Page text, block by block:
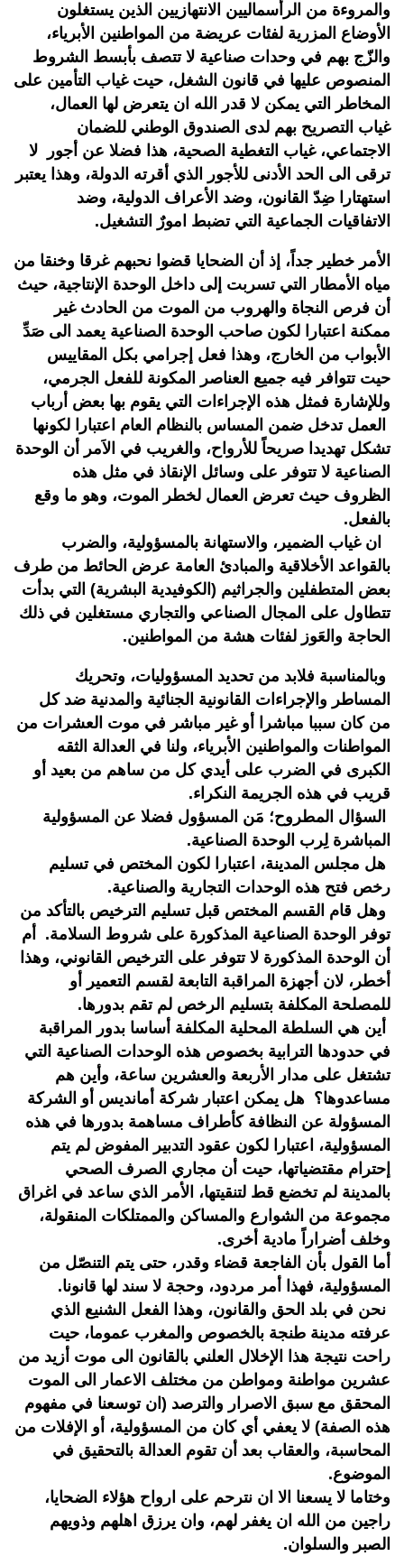
والمروءة من الرأسماليين الانتهازيين الذين يستغلون
الأوضاع المزرية لفئات عريضة من المواطنين الأبرياء،
والزّج بهم في وحدات صناعية لا تتصف بأبسط الشروط
المنصوص عليها في قانون الشغل، حيت غياب التأمين على
المخاطر التي يمكن لا قدر الله ان يتعرض لها العمال،
غياب التصريح بهم لدى الصندوق الوطني للضمان
الاجتماعي، غياب التغطية الصحية، هذا فضلا عن أجور لا
ترقى الى الحد الأدنى للأجور الذي أقرته الدولة، وهذا يعتبر
استهتارا ضِدّ القانون، وضد الأعراف الدولية، وضد
الاتفاقيات الجماعية التي تضبط امورٌ التشغيل.
الأمر خطير جداً، إذ أن الضحايا قضوا نحبهم غرقا وخنقا من
مياه الأمطار التي تسربت إلى داخل الوحدة الإنتاجية، حيث
أن فرص النجاة والهروب من الموت من الحادث غير
ممكنة اعتبارا لكون صاحب الوحدة الصناعية يعمد الى صَدِّ
الأبواب من الخارج، وهذا فعل إجرامي بكل المقاييس
حيت تتوافر فيه جميع العناصر المكونة للفعل الجرمي،
وللإشارة فمثل هذه الإجراءات التي يقوم بها بعض أرباب
العمل تدخل ضمن المساس بالنظام العام اعتبارا لكونها
تشكل تهديدا صريحاً للأرواح، والغريب في الاَمر أن الوحدة
الصناعية لا تتوفر على وسائل الإنقاذ في مثل هذه
الظروف حيث تعرض العمال لخطر الموت، وهو ما وقع
بالفعل.
ان غياب الضمير، والاستهانة بالمسؤولية، والضرب
بالقواعد الأخلاقية والمبادئ العامة عرض الحائط من طرف
بعض المتطفلين والجراثيم (الكوفيدية البشرية) التي بدأت
تتطاول على المجال الصناعي والتجاري مستغلين في ذلك
الحاجة والعَوز لفئات هشة من المواطنين.
وبالمناسبة فلابد من تحديد المسؤوليات، وتحريك
المساطر والإجراءات القانونية الجنائية والمدنية ضد كل
من كان سببا مباشرا أو غير مباشر في موت العشرات من
المواطنات والمواطنين الأبرياء، ولنا في العدالة الثقه
الكبرى في الضرب على أيدي كل من ساهم من بعيد أو
قريب في هذه الجريمة النكراء.
السؤال المطروح؛ مَن المسؤول فضلا عن المسؤولية
المباشرة لِرب الوحدة الصناعية.
هل مجلس المدينة، اعتبارا لكون المختص في تسليم
رخص فتح هذه الوحدات التجارية والصناعية.
وهل قام القسم المختص قبل تسليم الترخيص بالتأكد من
توفر الوحدة الصناعية المذكورة على شروط السلامة. أم
أن الوحدة المذكورة لا تتوفر على الترخيص القانوني، وهذا
أخطر، لان أجهزة المراقبة التابعة لقسم التعمير أو
للمصلحة المكلفة بتسليم الرخص لم تقم بدورها.
أين هي السلطة المحلية المكلفة أساسا بدور المراقبة
في حدودها الترابية بخصوص هذه الوحدات الصناعية التي
تشتغل على مدار الأربعة والعشرين ساعة، وأين هم
مساعدوها؟ هل يمكن اعتبار شركة أمانديس أو الشركة
المسؤولة عن النظافة كأطراف مساهمة بدورها في هذه
المسؤولية، اعتبارا لكون عقود التدبير المفوض لم يتم
إحترام مقتضياتها، حيت أن مجاري الصرف الصحي
بالمدينة لم تخضع قط لتنقيتها، الأمر الذي ساعد في اغراق
مجموعة من الشوارع والمساكن والممتلكات المنقولة،
وخلف أضراراً مادية أخرى.
أما القول بأن الفاجعة قضاء وقدر، حتى يتم التنصّل من
المسؤولية، فهذا أمر مردود، وحجة لا سند لها قانونا.
نحن في بلد الحق والقانون، وهذا الفعل الشنيع الذي
عرفته مدينة طنجة بالخصوص والمغرب عموما، حيت
راحت نتيجة هذا الإخلال العلني بالقانون الى موت أزيد من
عشرين مواطنة ومواطن من مختلف الاعمار الى الموت
المحقق مع سبق الاصرار والترصد (ان توسعنا في مفهوم
هذه الصفة) لا يعفي أي كان من المسؤولية، أو الإفلات من
المحاسبة، والعقاب بعد أن تقوم العدالة بالتحقيق في
الموضوع.
وختاما لا يسعنا الا ان نترحم على ارواح هؤلاء الضحايا،
راجين من الله ان يغفر لهم، وان يرزق اهلهم وذويهم
الصبر والسلوان.